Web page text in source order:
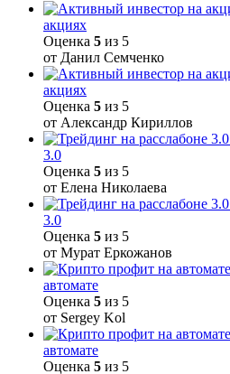
акциях
Оценка 5 из 5
от Данил Семченко
акциях
Оценка 5 из 5
от Александр Кириллов
3.0
Оценка 5 из 5
от Елена Николаева
3.0
Оценка 5 из 5
от Мурат Еркожанов
автомате
Оценка 5 из 5
от Sergey Kol
автомате
Оценка 5 из 5